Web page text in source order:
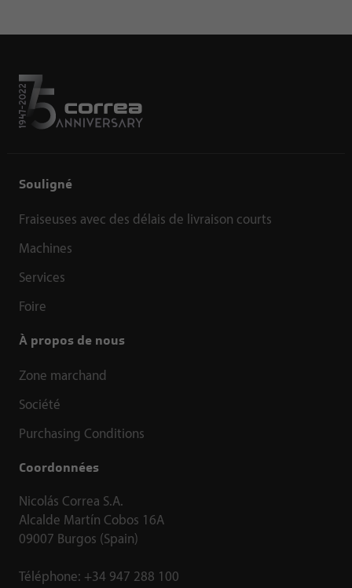
Souligné
Fraiseuses avec des délais de livraison courts
Machines
Services
Foire
À propos de nous
Zone marchand
Société
Purchasing Conditions
Coordonnées
Nicolás Correa S.A.
Alcalde Martín Cobos 16A
09007 Burgos (Spain)
Téléphone: +34 947 288 100